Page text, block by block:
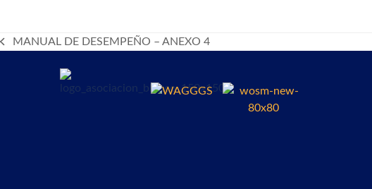
previous
MANUAL DE DESEMPEÑO – ANEXO 4